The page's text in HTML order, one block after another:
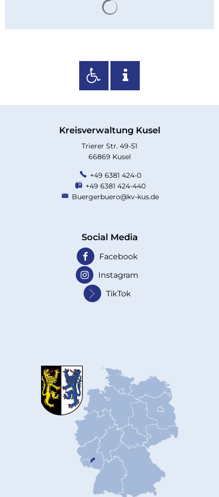
Kreisverwaltung Kusel
Trierer Str. 49-51
66869 Kusel
+49 6381 424-0
+49 6381 424-440
Buergerbuero@kv-kus.de
Social Media
Facebook
Instagram
TikTok